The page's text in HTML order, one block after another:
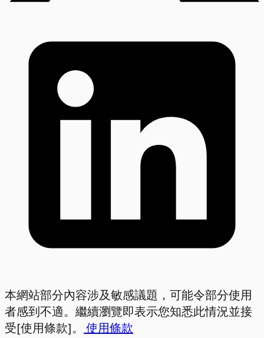
本網站部分內容涉及敏感議題，可能令部分使用
者感到不適。繼續瀏覽即表示您知悉此情況並接
受[使用條款]。
使用條款